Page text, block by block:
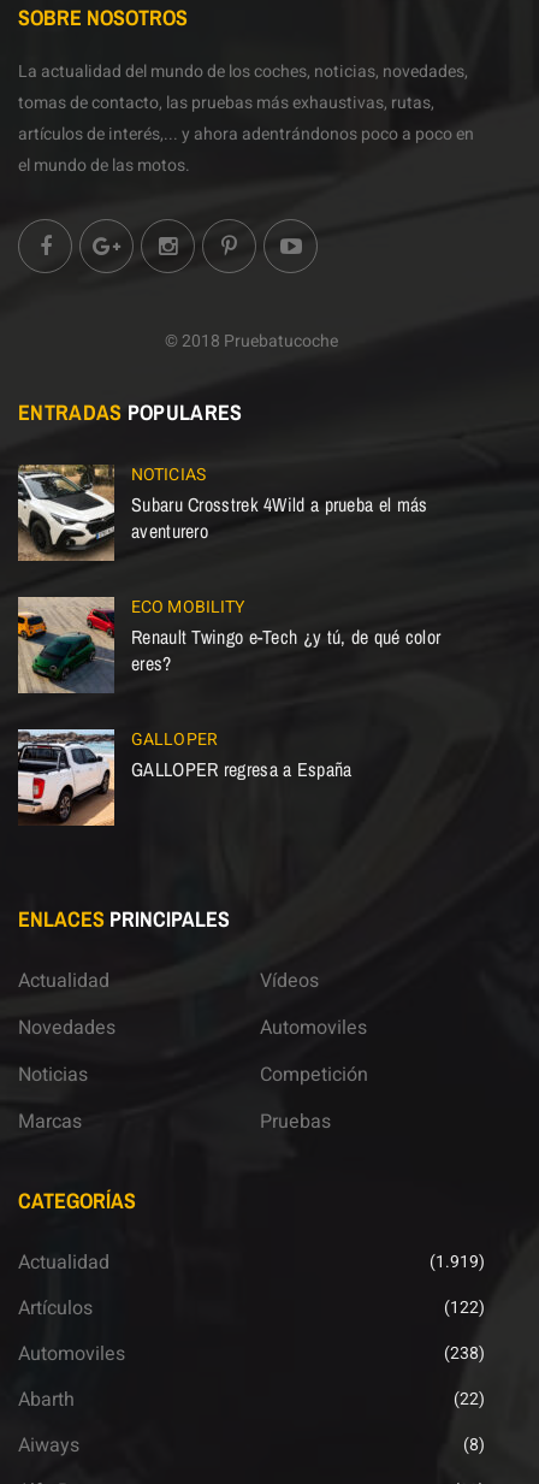
SOBRE NOSOTROS
La actualidad del mundo de los coches, noticias, novedades,
tomas de contacto, las pruebas más exhaustivas, rutas,
artículos de interés,... y ahora adentrándonos poco a poco en
el mundo de las motos.
© 2018 Pruebatucoche
ENTRADAS POPULARES
NOTICIAS
Subaru Crosstrek 4Wild a prueba el más
aventurero
ECO MOBILITY
Renault Twingo e-Tech ¿y tú, de qué color
eres?
GALLOPER
GALLOPER regresa a España
ENLACES PRINCIPALES
Actualidad
Novedades
Noticias
Marcas
Vídeos
Automoviles
Competición
Pruebas
CATEGORÍAS
Actualidad (1.919)
Artículos (122)
Automoviles (238)
Abarth (22)
Aiways (8)